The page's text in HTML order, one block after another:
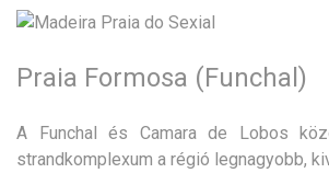
Praia Formosa (Funchal)
A Funchal és Camara de Lobos
strandkomplexum a régió legnagyobb,